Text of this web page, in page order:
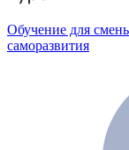
Обучение для
саморазвития